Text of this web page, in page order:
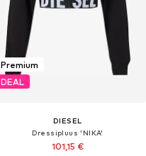
Premium
DEAL
DIESEL
Dressipluus 'NIKA'
101,15 €